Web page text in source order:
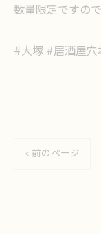
数量限定ですの
#大塚 #居酒屋
< 前のページ